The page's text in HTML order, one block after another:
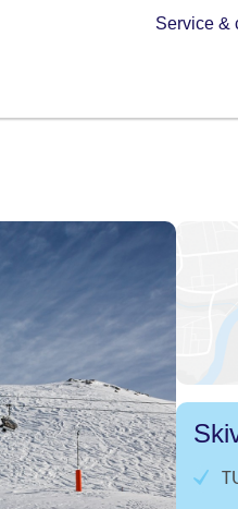
Service &